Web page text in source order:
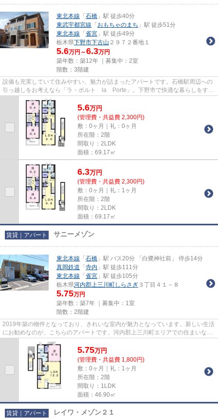
東北本線 「 石橋 」駅 徒歩40分
東武宇都宮線 「 おもちゃのまち 」駅 徒歩51分
東北本線 「 雀宮 」駅 徒歩49分
栃木県下野市下古山 ２９７２番地１
5.6万円～6.3万円
築年数：築12年 ｜募集中： 2室
階数：3階建
設備も充実していて住みやすい、魅力が詰まったアパートです。石橋駅周辺への
引っ越しをお考えなら「ラ・ポルト la Porte」。下野市で快適な暮らしをする
なら、ぜひお気軽に当社へお...
5.6万円
(管理費・共益費 2,300円)
敷：0ヶ月｜礼：0ヶ月
所在階：2階
間取り：2LDK
面積：69.17㎡
6.3万円
(管理費・共益費 2,300円)
敷：0ヶ月｜礼：1ヶ月
所在階：2階
間取り：2LDK
面積：69.17㎡
賃貸｜アパート サニーメゾン
東北本線 「 石橋 」駅 バス20分 「白鷺神社前」 停歩14分
真岡鉄道 「 寺内 」駅 徒歩111分
東北本線 「 雀宮 」駅 徒歩105分
栃木県河内郡上三川町しらさぎ ３丁目４１－８
5.75万円
築年数：築7年 ｜募集中： 1室
階数：2階建
2019年築の物件となっており、きれいな室内が魅力となっています。新しい生活
にお勧めなのが、こちらのアパートです。河内郡上三川町エリアでの住まいな
ら、住み心地も快適な「サニー...
5.75万円
(管理費・共益費 1,800円)
敷：0ヶ月｜礼：1ヶ月
所在階：2階
間取り：1LDK
面積：46.90㎡
賃貸｜アパート レイワ・メゾン２１